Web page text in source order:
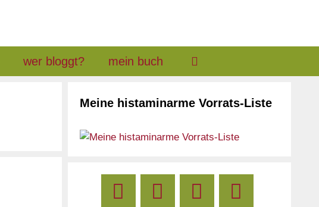
wer bloggt? mein buch
Meine histaminarme Vorrats-Liste